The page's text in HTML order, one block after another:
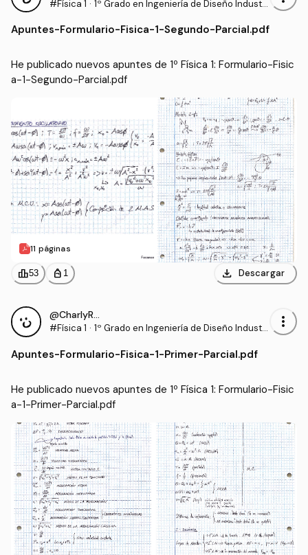
#Física 1 · 1º Grado en Ingeniería de Diseño Industri
Apuntes-Formulario-Fisica-1-Segundo-Parcial.pdf
He publicado nuevos apuntes de 1º Física 1: Formulario-Fisic
a-1-Segundo-Parcial.pdf
11 páginas
leaderboard53 personal_bag 1 download Descargar
@CharlyRRT
#Física 1 · 1º Grado en Ingeniería de Diseño Industri
more_vert
Apuntes-Formulario-Fisica-1-Primer-Parcial.pdf
He publicado nuevos apuntes de 1º Física 1: Formulario-Fisic
a-1-Primer-Parcial.pdf